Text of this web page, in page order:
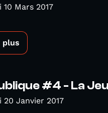
10 Mars 2017
plus
#4 - La
20 Janvier 2017